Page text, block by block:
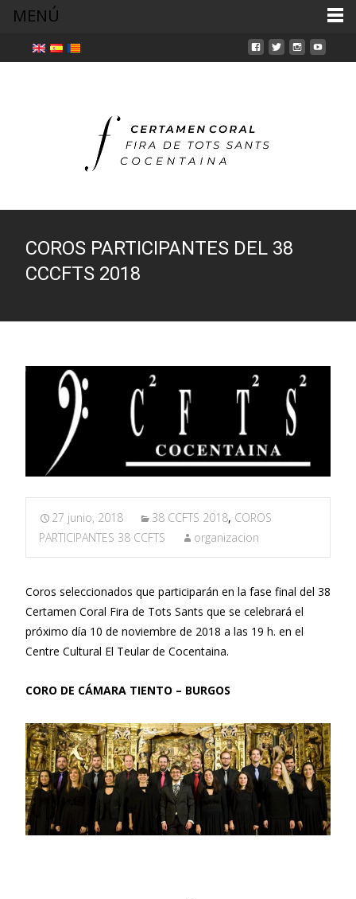
COROS PARTICIPANTES DEL 38
CCCFTS 2018
27 junio, 2018 38 CCFTS 2018, COROS
PARTICIPANTES 38 CCFTS
organizacion
Coros seleccionados que participarán en la fase final del 38
Certamen Coral Fira de Tots Sants que se celebrará el
próximo día 10 de noviembre de 2018 a las 19 h. en el
Centre Cultural El Teular de Cocentaina.
CORO DE CÁMARA TIENTO – BURGOS
MENÚ